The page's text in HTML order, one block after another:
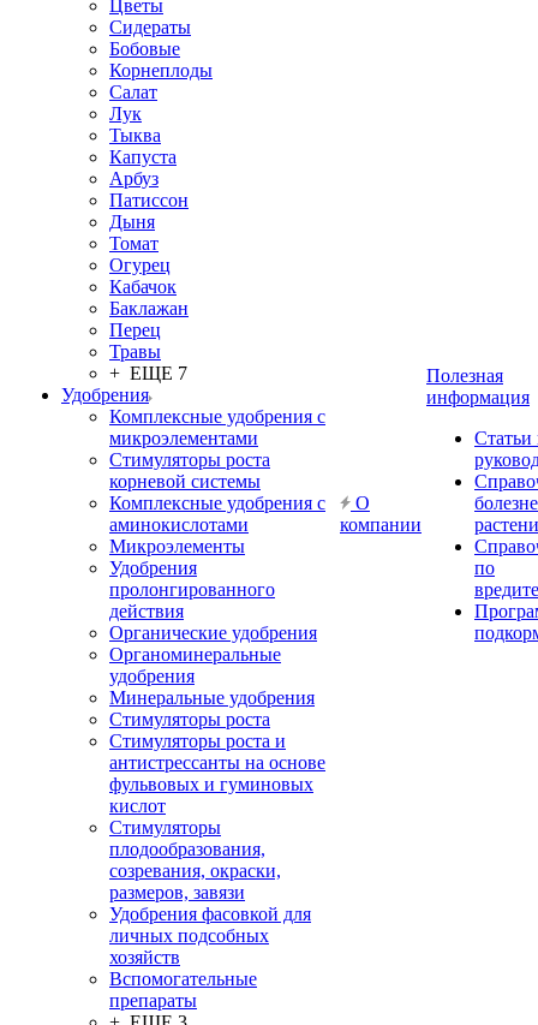
Цветы
Сидераты
Бобовые
Корнеплоды
Салат
Лук
Тыква
Капуста
Арбуз
Патиссон
Дыня
Томат
Огурец
Кабачок
Баклажан
Перец
Травы
+ ЕЩЕ 7
Удобрения
Комплексные удобрения с
микроэлементами
Стимуляторы роста
корневой системы
Комплексные удобрения с
аминокислотами
Микроэлементы
Удобрения
пролонгированного
действия
Органические удобрения
Органоминеральные
удобрения
Минеральные удобрения
Стимуляторы роста
Стимуляторы роста и
антистрессанты на основе
фульвовых и гуминовых
кислот
Стимуляторы
плодообразования,
созревания, окраски,
размеров, завязи
Удобрения фасовкой для
личных подсобных
хозяйств
Вспомогательные
препараты
О
компании
Полезная
информация
Статьи
по